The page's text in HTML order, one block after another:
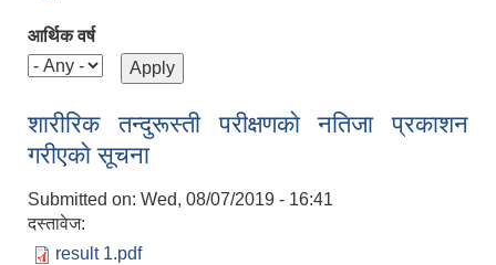
आर्थिक वर्ष
शारीरिक तन्दुरूस्ती परीक्षणकाे नतिजा प्रकाशन
गरीएकाे सूचना
Submitted on: Wed, 08/07/2019 - 16:41
दस्तावेज:
result 1.pdf